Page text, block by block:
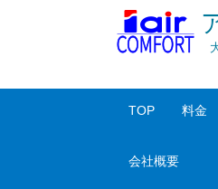
TOP 料金
会社概要